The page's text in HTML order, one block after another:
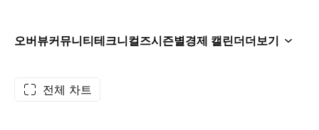
오버뷰커뮤니티테크니컬즈시즌별경제 캘린더더보기
전체 차트